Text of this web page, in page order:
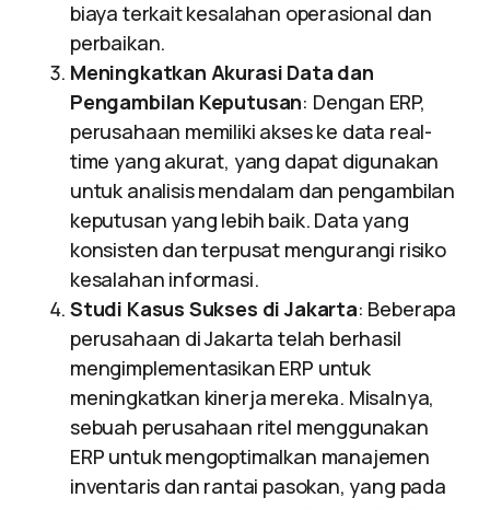
biaya terkait kesalahan operasional dan
perbaikan.
Meningkatkan Akurasi Data dan
Pengambilan Keputusan: Dengan ERP,
perusahaan memiliki akses ke data real-
time yang akurat, yang dapat digunakan
untuk analisis mendalam dan pengambilan
keputusan yang lebih baik. Data yang
konsisten dan terpusat mengurangi risiko
kesalahan informasi.
Studi Kasus Sukses di Jakarta: Beberapa
perusahaan di Jakarta telah berhasil
mengimplementasikan ERP untuk
meningkatkan kinerja mereka. Misalnya,
sebuah perusahaan ritel menggunakan
ERP untuk mengoptimalkan manajemen
inventaris dan rantai pasokan, yang pada